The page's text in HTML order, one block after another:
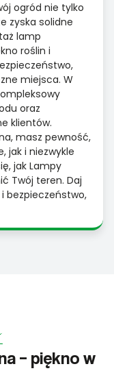
ogród nie tylko
zyska solidne
lamp
roślin i
miejsca. W
oraz
klientów.
masz pewność,
jak i niezwykle
jak Lampy
Twój teren. Daj
bezpieczeństwo,
– piękno w